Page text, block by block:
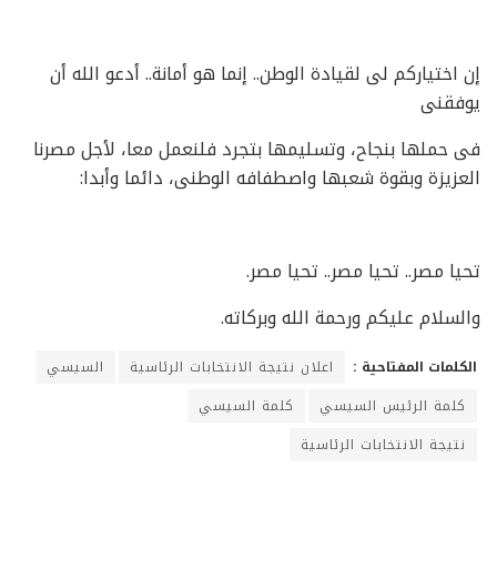
إن اختياركم لى لقيادة الوطن.. إنما هو أمانة.. أدعو الله أن
يوفقنى
فى حملها بنجاح، وتسليمها بتجرد فلنعمل معا، لأجل مصرنا
العزيزة وبقوة شعبها واصطفافه الوطنى، دائما وأبدا:
تحيا مصر.. تحيا مصر.. تحيا مصر.
والسلام عليكم ورحمة الله وبركاته.
الكلمات المفتاحية : اعلان نتيجة الانتخابات الرئاسية
السيسي
كلمة الرئيس السيسي
كلمة السيسي
نتيجة الانتخابات الرئاسية